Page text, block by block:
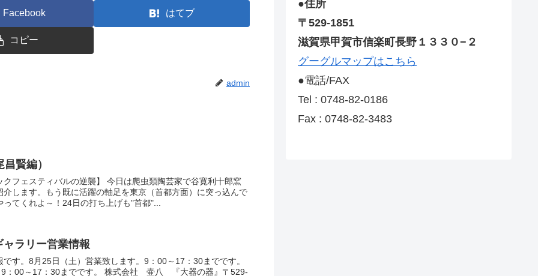
Facebook はてブ
コピー
admin
賢編）
フェスティバルの逆襲】 今日は爬虫類陶芸家で谷寛利十郎窯
します。もう既に活躍の軸足を東京（首都方面）に突っ込んで
てくれよ～！24日の打ち上げも"首都"...
ラリー営業情報
す。8月25日（土）営業致します。9：00～17：30までです。
9：00～17：30までです。 株式会社 壷八 『大器の器』〒529-
●住所
〒529-1851
滋賀県甲賀市信楽町長野１３３０−２
グーグルマップはこちら
●電話/FAX
Tel : 0748-82-0186
Fax : 0748-82-3483